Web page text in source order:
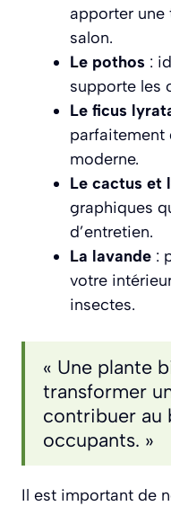
apporter une
salon.
Le pothos :
supporte les
Le ficus
parfaitement
moderne.
Le cactus et
graphiques
d’entretien.
La lavande :
votre
insectes.
« Une plante
transformer
contribuer au
occupants. »
Il est important de